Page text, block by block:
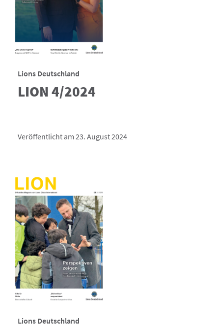
Lions Deutschland
LION 4/2024
Veröffentlicht am 23. August 2024
Lions Deutschland